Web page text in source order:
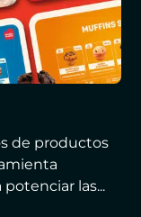
de productos
las...